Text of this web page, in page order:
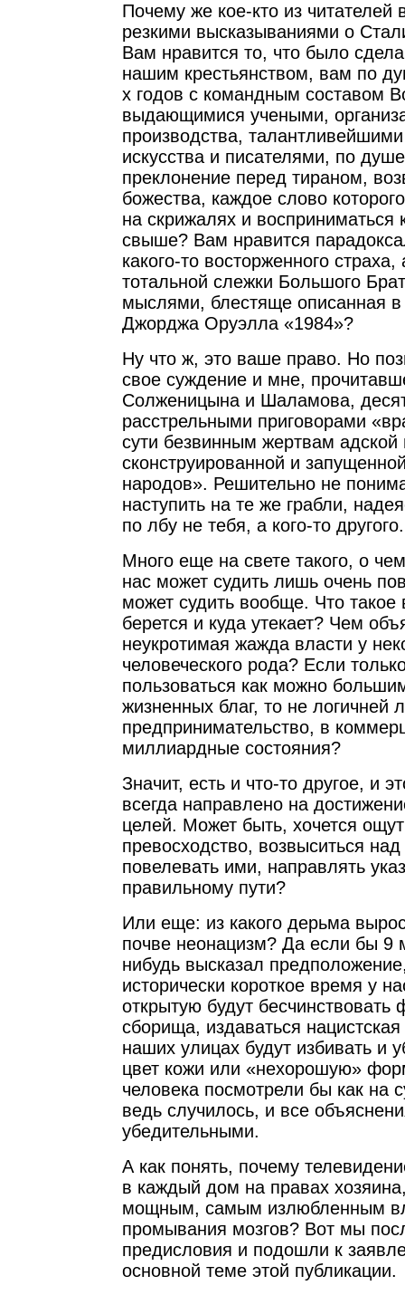
Почему же кое-кто из
резкими высказываниями о
Вам нравится то, что было
нашим крестьянством, вам по
х годов с командным составом
выдающимися учеными,
производства,
искусства и писателями, по
преклонение перед тираном,
божества, каждое слово
на скрижалях и восприниматься
свыше? Вам нравится
какого-то восторженного
тотальной слежки Большого
мыслями, блестяще описанная в
Джорджа Оруэлла «1984»?
Ну что ж, это ваше право. Но
свое суждение и мне,
Солженицына и Шаламова,
расстрельными приговорами
сути безвинным жертвам
сконструированной и
народов». Решительно не
наступить на те же грабли,
по лбу не тебя, а кого-то другого.
Много еще на свете такого, о
нас может судить лишь очень
может судить вообще. Что такое
берется и куда утекает? Чем
неукротимая жажда власти у
человеческого рода? Если
пользоваться как можно
жизненных благ, то не логичней
предпринимательство, в
миллиардные состояния?
Значит, есть и что-то другое, и
всегда направлено на
целей. Может быть, хочется
превосходство, возвыситься
повелевать ими, направлять
правильному пути?
Или еще: из какого дерьма
почве неонацизм? Да если бы 9
нибудь высказал
исторически короткое время у
открытую будут бесчинствовать
сборища, издаваться
наших улицах будут избивать и
цвет кожи или «нехорошую»
человека посмотрели бы как на
ведь случилось, и все
убедительными.
А как понять, почему
в каждый дом на правах
мощным, самым излюбленным
промывания мозгов? Вот мы
предисловия и подошли к
основной теме этой публикации.